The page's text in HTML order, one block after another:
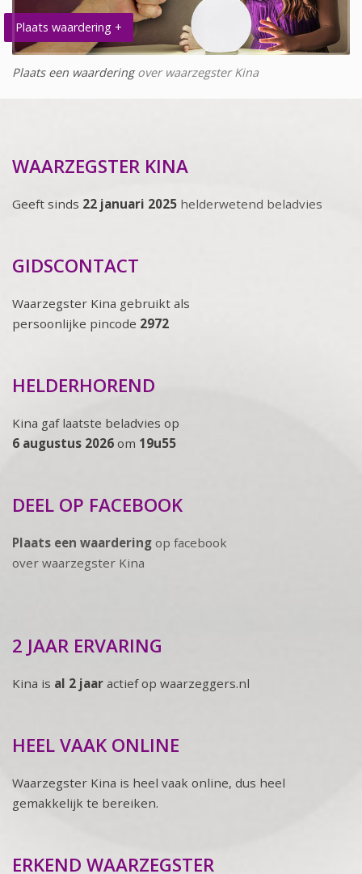
Plaats waardering +
Plaats een waarderingover waarzegster Kina
WAARZEGSTER KINA
Geeft sinds 22 januari 2025 helderwetend beladvies
GIDSCONTACT
Waarzegster Kina gebruikt als
persoonlijke pincode 2972
HELDERHOREND
Kina gaf laatste beladvies op
6 augustus 2026 om 19u55
DEEL OP FACEBOOK
Plaats een waardering op facebook
over waarzegster Kina
2 JAAR ERVARING
Kina is al 2 jaar actief op waarzeggers.nl
HEEL VAAK ONLINE
Waarzegster Kina is heel vaak online, dus heel
gemakkelijk te bereiken.
ERKEND WAARZEGSTER